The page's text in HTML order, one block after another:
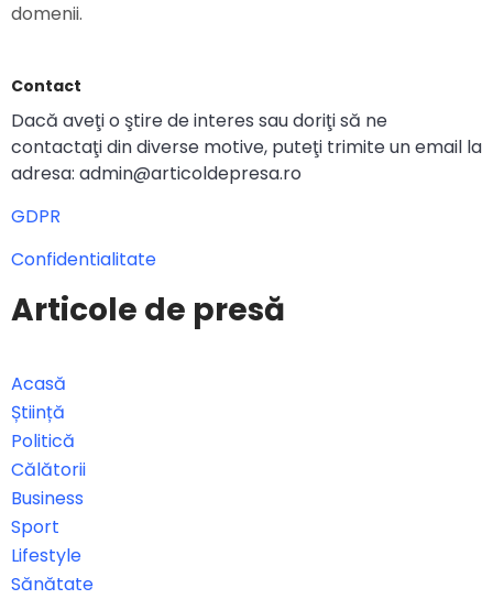
domenii.
Contact
Dacă aveţi o ştire de interes sau doriţi să ne
contactaţi din diverse motive, puteţi trimite un email la
adresa: admin@articoldepresa.ro
GDPR
Confidentialitate
Articole de presă
Acasă
Știință
Politică
Călătorii
Business
Sport
Lifestyle
Sănătate